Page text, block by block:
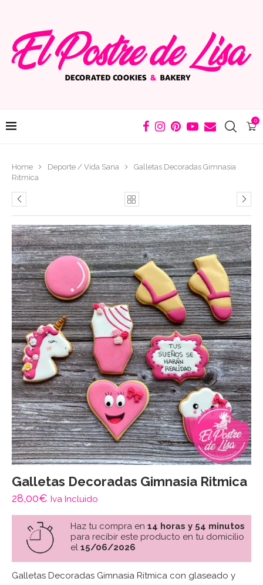
0
Home Deporte / Vida Sana
Galletas Decoradas Gimnasia
Ritmica
Galletas Decoradas Gimnasia Ritmica
28,00€ Iva Incluido
Haz tu compra en 14 horas y 54 minutos
para recibir este producto en tu domicilio
el 15/06/2026
Galletas Decoradas Gimnasia Ritmica con glaseado y